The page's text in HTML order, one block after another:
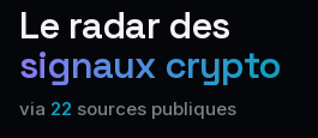
Le radar des
signaux crypto
via 22 sources publiques